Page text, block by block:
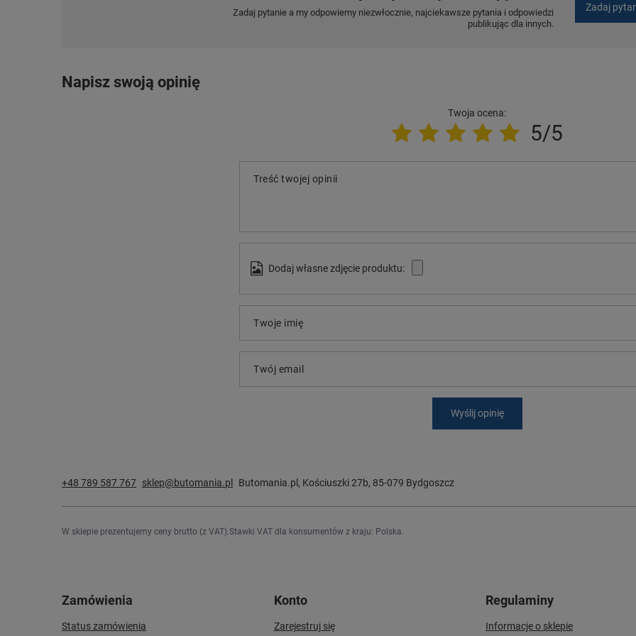
Zadaj pytanie a my odpowiemy niezwłocznie, najciekawsze pytania i odpowiedzi
publikując dla innych.
Zadaj
Napisz swoją opinię
Twoja ocena:
5/5
Treść twojej opinii
Dodaj własne zdjęcie produktu:
Twoje imię
Twój email
Wyślij opinię
+48 789 587 767 sklep@butomania.pl Butomania.pl, Kościuszki 27b, 85-079 Bydgoszcz
W sklepie prezentujemy ceny brutto (z VAT).Stawki VAT dla konsumentów z kraju: Polska.
Zamówienia
Status zamówienia
Konto
Zarejestruj się
Regulaminy
Informacje o sklepie